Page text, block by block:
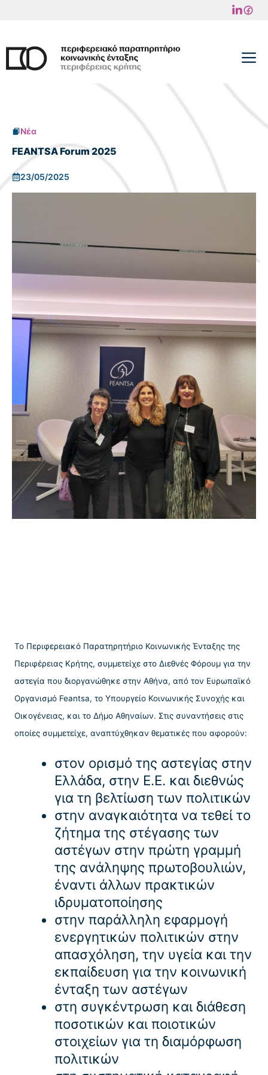
περιεχόμενο
Νέα
FEANTSA Forum 2025
23/05/2025
Το Περιφερειακό Παρατηρητήριο Κοινωνικής Ένταξης της
Περιφέρειας Κρήτης, συμμετείχε στο Διεθνές Φόρουμ για την
αστεγία που διοργανώθηκε στην Αθήνα, από τον Ευρωπαϊκό
Οργανισμό Feantsa, το Υπουργείο Κοινωνικής Συνοχής και
Οικογένειας, και το Δήμο Αθηναίων. Στις συναντήσεις στις
οποίες συμμετείχε, αναπτύχθηκαν θεματικές που αφορούν:
στον ορισμό της αστεγίας στην
Ελλάδα, στην Ε.Ε. και διεθνώς
για τη βελτίωση των πολιτικών
στην αναγκαιότητα να τεθεί το
ζήτημα της στέγασης των
αστέγων στην πρώτη γραμμή
της ανάληψης πρωτοβουλιών,
έναντι άλλων πρακτικών
ιδρυματοποίησης
στην παράλληλη εφαρμογή
ενεργητικών πολιτικών στην
απασχόληση, την υγεία και την
εκπαίδευση για την κοινωνική
ένταξη των αστέγων
στη συγκέντρωση και διάθεση
ποσοτικών και ποιοτικών
στοιχείων για τη διαμόρφωση
πολιτικών